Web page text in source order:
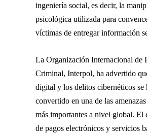
ingeniería social, es decir, la
psicológica utilizada para
víctimas de entregar información
La Organización Internacional de
Criminal, Interpol, ha advertido
digital y los delitos cibernéticos se
convertido en una de las
más importantes a nivel global. El
de pagos electrónicos y servicios